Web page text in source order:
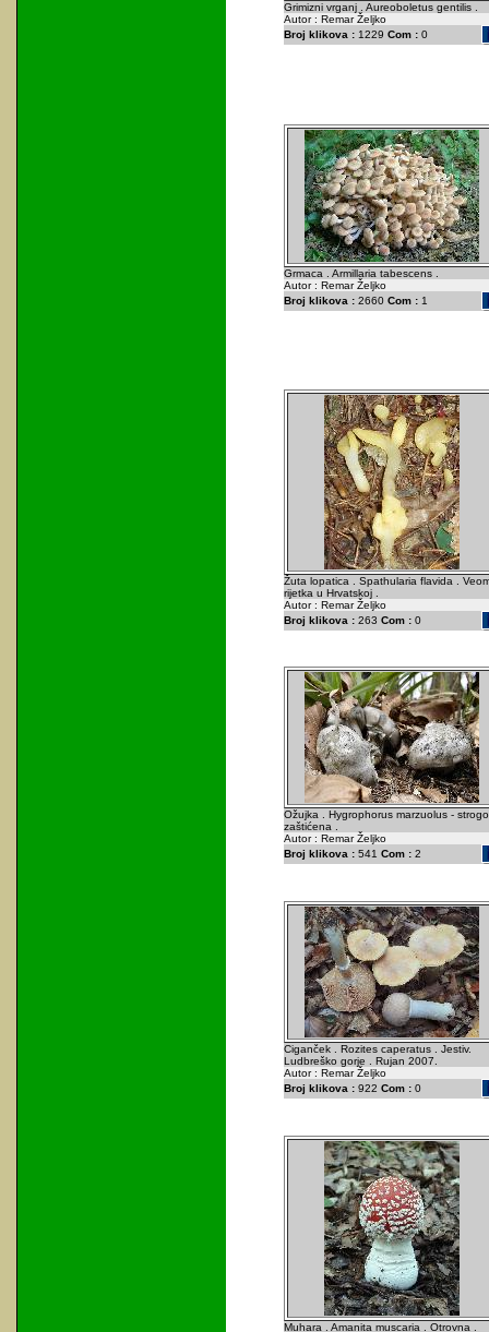
Grimizni vrganj . Aureoboletus gentilis .
Autor : Remar Željko
Broj klikova :1229 Com :0
Grmaca . Armillaria tabescens .
Autor : Remar Željko
Broj klikova :2660 Com :1
Žuta lopatica . Spathularia flavida .
rijetka u Hrvatskoj .
Autor : Remar Željko
Broj klikova :263 Com :0
Ožujka . Hygrophorus marzuolus - strogo
zaštićena .
Autor : Remar Željko
Broj klikova :541 Com :2
Ciganček . Rozites caperatus . Jestiv.
Ludbreško gorje . Rujan 2007.
Autor : Remar Željko
Broj klikova :922 Com :0
Muhara . Amanita muscaria . Otrovna .